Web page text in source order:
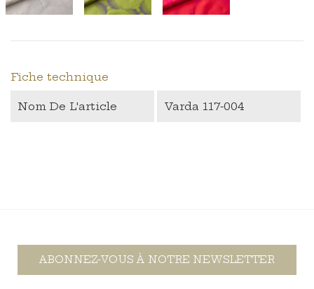
Fiche technique
Nom De L'article Varda 117-004
ABONNEZ-VOUS À NOTRE NEWSLETTER